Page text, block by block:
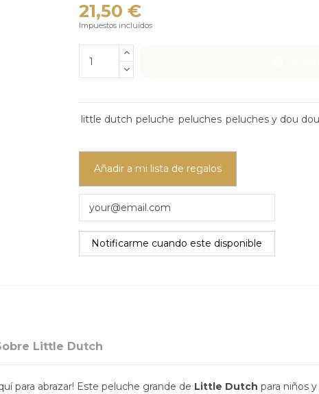
21,50 €
Impuestos incluidos
little dutch peluche peluches peluches y dou dou
Añadir a mi lista de regalos
Little Dutch
para abrazar! Este peluche grande de Little Dutch para niños